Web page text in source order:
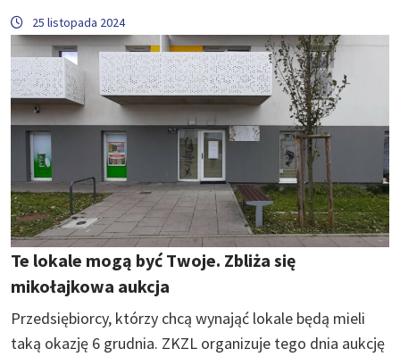
25 listopada 2024
Te lokale mogą być Twoje. Zbliża się
mikołajkowa aukcja
Przedsiębiorcy, którzy chcą wynająć lokale będą mieli
taką okazję 6 grudnia. ZKZL organizuje tego dnia aukcję